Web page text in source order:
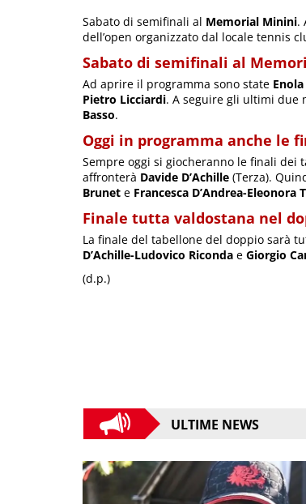
Sabato di semifinali al Memorial Minini.
dell’open organizzato dal locale tennis
Sabato di semifinali al
Ad aprire il programma sono state
Pietro Licciardi. A seguire gli ultimi due
Basso.
Oggi in programma anche le
Sempre oggi si giocheranno le finali dei
affronterà Davide D’Achille (Terza).
Brunet e Francesca D’Andrea-Eleonora
Finale tutta valdostana nel
La finale del tabellone del doppio sarà
D’Achille-Ludovico Riconda e Giorgio
(d.p.)
ULTIME NEWS